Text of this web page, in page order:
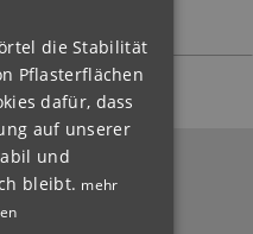
NORWEGIAN
HUNGARIAN
die Stabilität
Pflasterflächen
dafür, dass
auf unserer
und
bleibt. mehr